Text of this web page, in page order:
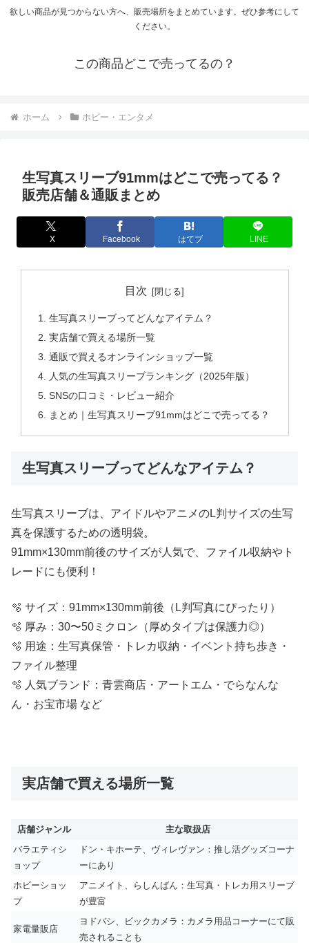
欲しい商品が見つからない方へ、販売場所をまとめています。ぜひ参考にして
ください。
この商品どこで売ってるの？
ホーム ホビー・エンタメ
生写真スリーブ91mmはどこで売ってる？
販売店舗＆通販まとめ
X Facebook はてブ LINE
目次
生写真スリーブってどんなアイテム？
実店舗で買える場所一覧
通販で買えるオンラインショップ一覧
人気の生写真スリーブランキング（2025年版）
SNSの口コミ・レビュー紹介
まとめ｜生写真スリーブ91mmはどこで売ってる？
生写真スリーブってどんなアイテム？
生写真スリーブは、アイドルやアニメのL判サイズの生写
真を保護するための透明袋。
91mm×130mm前後のサイズが人気で、ファイル収納やト
レードにも便利！
🫧 サイズ：91mm×130mm前後（L判写真にぴったり）
🫧 厚み：30〜50ミクロン（厚めタイプは保護力◎）
🫧 用途：生写真保管・トレカ収納・イベント持ち歩き・
ファイル整理
🫧 人気ブランド：青雲商店・アートエム・でらなんな
ん・お宝市場 など
実店舗で買える場所一覧
店舗ジャンル
主な取扱店
バラエティシ
ョップ
ドン・キホーテ、ヴィレヴァン：推し活グッズコーナ
ーにあり
ホビーショッ
プ
アニメイト、らしんばん：生写真・トレカ用スリーブ
が豊富
家電量販店
ヨドバシ、ビックカメラ：カメラ用品コーナーにて販
売されることも